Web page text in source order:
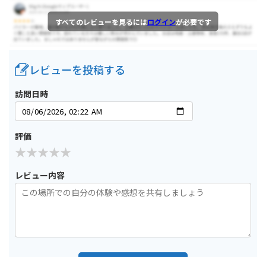
すべてのレビューを見るにはログインが必要です
レビューを投稿する
訪問日時
評価
レビュー内容